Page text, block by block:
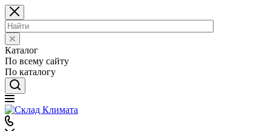
Каталог
По всему сайту
По каталогу